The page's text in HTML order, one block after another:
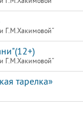
Г.М.Хакимовой"
Г.М.Хакимовой"
тарелка»